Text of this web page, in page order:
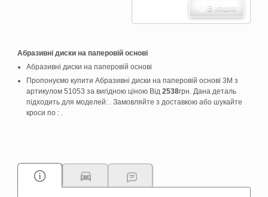
Абразивні диски на паперовій основі
Абразивні диски на паперовій основі
Пропонуємо купити Абразивні диски на паперовій основі 3M з
артикулом 51053 за вигідною ціною Від 2538грн. Дана деталь
підходить для моделей: . Замовляйте з доставкою або шукайте
кроси по : .
В кошик